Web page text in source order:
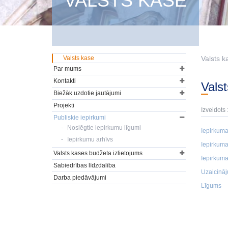
Valsts
Izveidots
Līgums
Valsts kase
Par mums
Kontakti
Biežāk uzdotie jautājumi
Projekti
Publiskie iepirkumi
Noslēgtie iepirkumu līgumi
Iepirkumu arhīvs
Valsts kases budžeta izlietojums
Sabiedrības līdzdalība
Darba piedāvājumi